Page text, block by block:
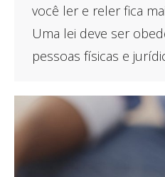
você ler e reler fica
Uma lei deve ser
pessoas físicas e